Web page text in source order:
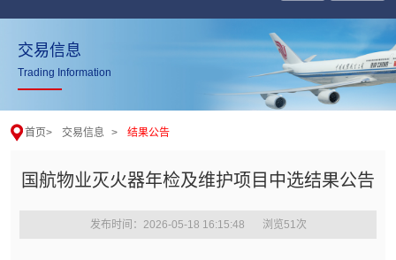
交易信息
Trading Information
首页> 交易信息 > 结果公告
国航物业灭火器年检及维护项目中选结果公告
发布时间：2026-05-18 16:15:48 浏览51 次